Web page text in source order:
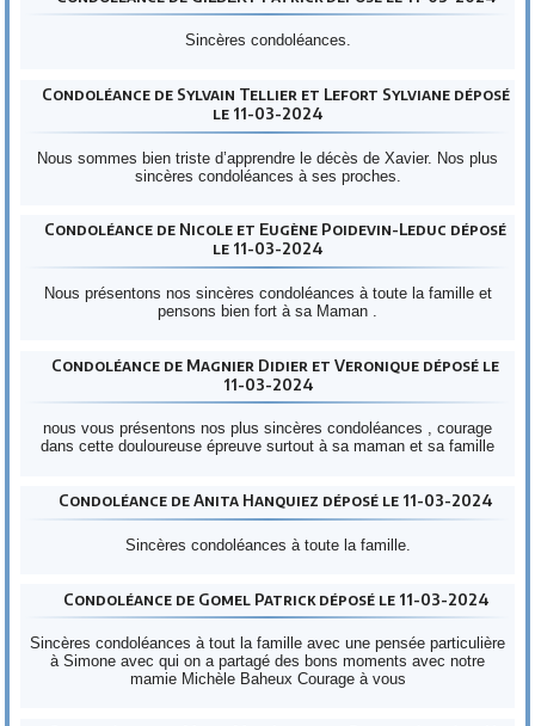
Sincères condoléances.
Condoléance de Sylvain Tellier et Lefort Sylviane déposé
le 11-03-2024
Nous sommes bien triste d’apprendre le décès de Xavier. Nos plus
sincères condoléances à ses proches.
Condoléance de Nicole et Eugène Poidevin-Leduc déposé
le 11-03-2024
Nous présentons nos sincères condoléances à toute la famille et
pensons bien fort à sa Maman .
Condoléance de Magnier Didier et Veronique déposé le
11-03-2024
nous vous présentons nos plus sincères condoléances , courage
dans cette douloureuse épreuve surtout à sa maman et sa famille
Condoléance de Anita Hanquiez déposé le 11-03-2024
Sincères condoléances à toute la famille.
Condoléance de Gomel Patrick déposé le 11-03-2024
Sincères condoléances à tout la famille avec une pensée particulière
à Simone avec qui on a partagé des bons moments avec notre
mamie Michèle Baheux Courage à vous